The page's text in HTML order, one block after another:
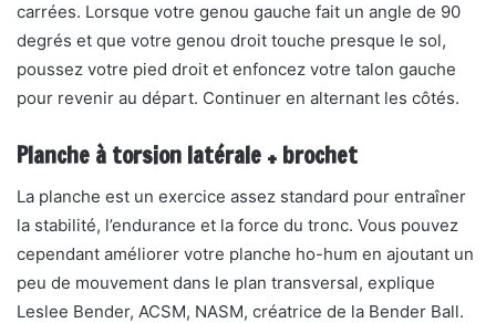
carrées. Lorsque votre genou gauche fait un angle de 90
degrés et que votre genou droit touche presque le sol,
poussez votre pied droit et enfoncez votre talon gauche
pour revenir au départ. Continuer en alternant les côtés.
Planche à torsion latérale + brochet
La planche est un exercice assez standard pour entraîner
la stabilité, l’endurance et la force du tronc. Vous pouvez
cependant améliorer votre planche ho-hum en ajoutant un
peu de mouvement dans le plan transversal, explique
Leslee Bender, ACSM, NASM, créatrice de la Bender Ball.